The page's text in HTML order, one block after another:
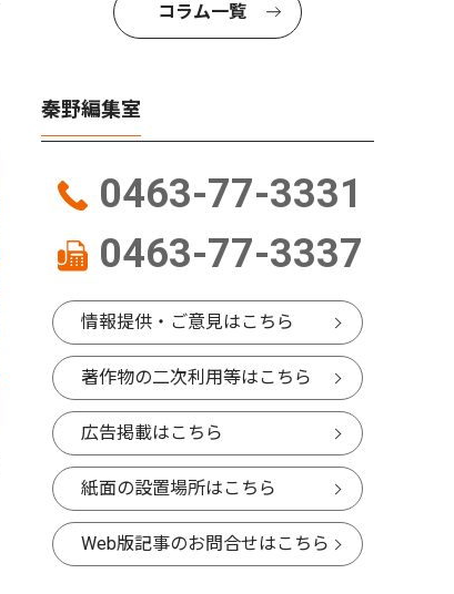
コラム一覧
秦野編集室
0463-77-3331
0463-77-3337
情報提供・ご意見はこちら
著作物の二次利用等はこちら
広告掲載はこちら
紙面の設置場所はこちら
Web版記事のお問合せはこちら